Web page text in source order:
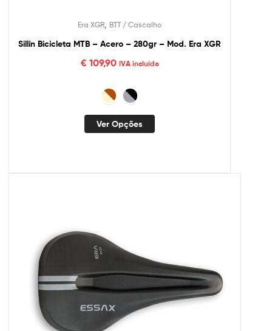
Era XGR BTT / Cascalho
Sillín Bicicleta MTB – Acero – 280gr – Mod. Era XGR
€109,90 IVA incluído
Ver Opções